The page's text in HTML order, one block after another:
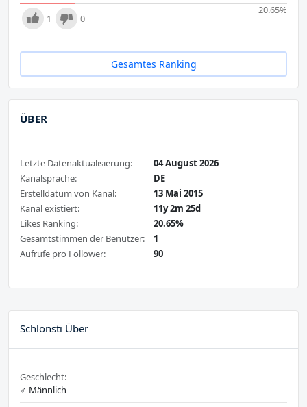
20.65%
1 0
Gesamtes Ranking
ÜBER
Letzte Datenaktualisierung:
04 August 2026
Kanalsprache:
DE
Erstelldatum von Kanal:
13 Mai 2015
Kanal existiert:
11y 2m 25d
Likes Ranking:
20.65%
Gesamtstimmen der Benutzer:
1
Aufrufe pro Follower:
90
Schlonsti Über
Geschlecht:
♂️ Männlich